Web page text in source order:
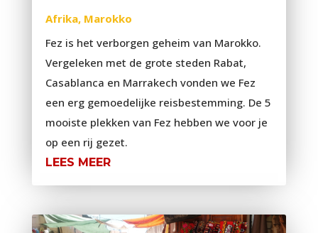
Afrika, Marokko
Fez is het verborgen geheim van Marokko.
Vergeleken met de grote steden Rabat,
Casablanca en Marrakech vonden we Fez
een erg gemoedelijke reisbestemming. De 5
mooiste plekken van Fez hebben we voor je
op een rij gezet.
LEES MEER